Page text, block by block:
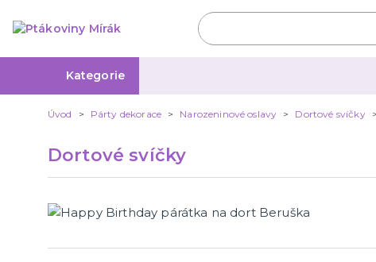
Kategorie
Úvod Párty dekorace Narozeninové oslavy Dortové svíčky
Dortové svíčky